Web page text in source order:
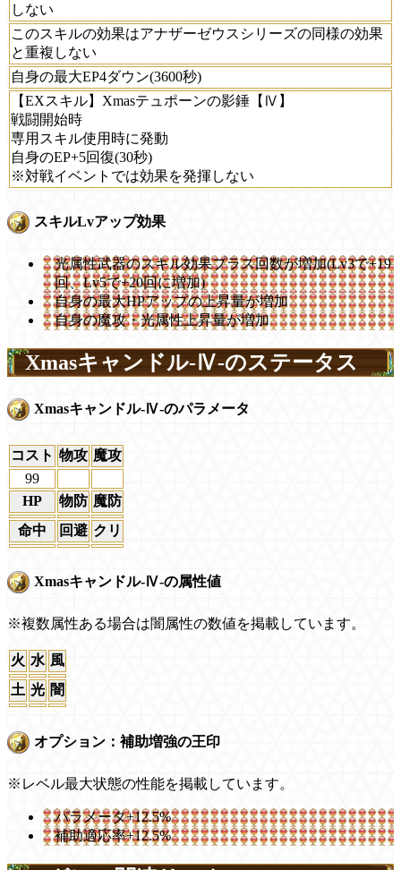
しない
このスキルの効果はアナザーゼウスシリーズの同様の効果
と重複しない
自身の最大EP4ダウン(3600秒)
【EXスキル】Xmasテュポーンの影錘【Ⅳ】
戦闘開始時
専用スキル使用時に発動
自身のEP+5回復(30秒)
※対戦イベントでは効果を発揮しない
スキルLvアップ効果
光属性武器のスキル効果プラス回数が増加(Lv3で+19
回、Lv5で+20回に増加)
自身の最大HPアップの上昇量が増加
自身の魔攻・光属性上昇量が増加
Xmasキャンドル-Ⅳ-のステータス
Xmasキャンドル-Ⅳ-のパラメータ
コスト 物攻 魔攻
99
HP
物防 魔防
命中
回避 クリ
Xmasキャンドル-Ⅳ-の属性値
※複数属性ある場合は闇属性の数値を掲載しています。
火 水 風
土 光 闇
オプション：補助増強の王印
※レベル最大状態の性能を掲載しています。
パラメータ+12.5%
補助適応率+12.5%